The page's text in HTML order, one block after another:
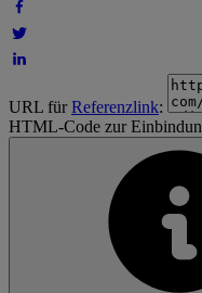
URL fürReferenzlink:
HTML-Code zur